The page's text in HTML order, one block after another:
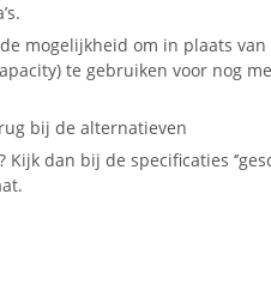
mogelijkheid om in plaats van
te gebruiken voor nog
bij de alternatieven
dan bij de specificaties